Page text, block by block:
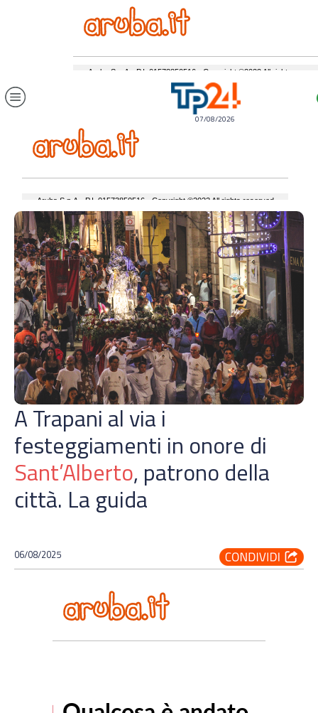
07/08/2026
A Trapani al via i
festeggiamenti in onore di
Sant’Alberto, patrono della
città. La guida
06/08/2025